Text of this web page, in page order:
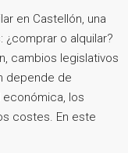
en Castellón, una
o alquilar?
cambios legislativos
depende de
los
costes. En este